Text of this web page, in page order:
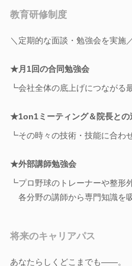
教育研修制度
＼定期的な面談・勉強会を実施
★月1回の合同勉強会
┗会社全体の底上げにつながる
★1on1ミーティング＆院長との
┗その時々の技術・技能に合わ
★外部講師勉強会
┗プロ野球のトレーナーや整形
各分野の講師から専門知識を
将来のキャリアパス
あなたらしくどこまでも――。